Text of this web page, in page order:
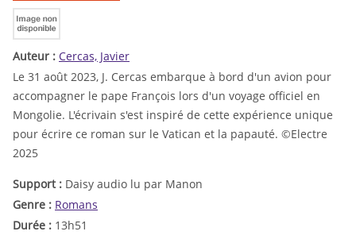
Auteur : Cercas, Javier
Le 31 août 2023, J. Cercas embarque à bord d'un avion pour
accompagner le pape François lors d'un voyage officiel en
Mongolie. L'écrivain s'est inspiré de cette expérience unique
pour écrire ce roman sur le Vatican et la papauté. ©Electre
2025
Support : Daisy audio lu par Manon
Genre : Romans
Durée : 13h51